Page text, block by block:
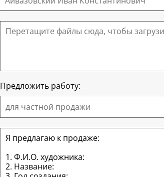
Перетащите файлы сюда, чтобы
Предложить работу:
для частной продажи